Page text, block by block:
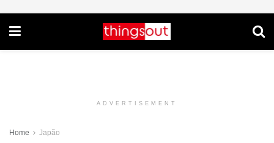
ADVERTISEMENT
Home Japão